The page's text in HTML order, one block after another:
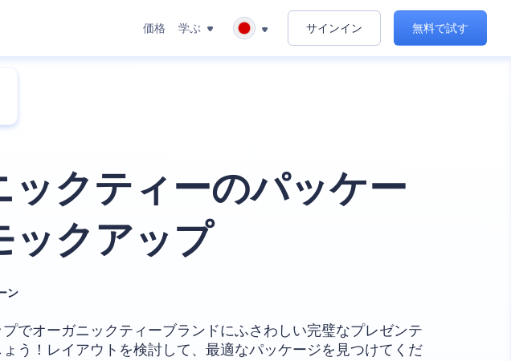
価格 学ぶ サインイン 無料で試す
ックティーのパッケー
ックアップ
ン
でオーガニックティーブランドにふさわしい完璧なプレゼンテ
う！レイアウトを検討して、最適なパッケージを見つけてくだ